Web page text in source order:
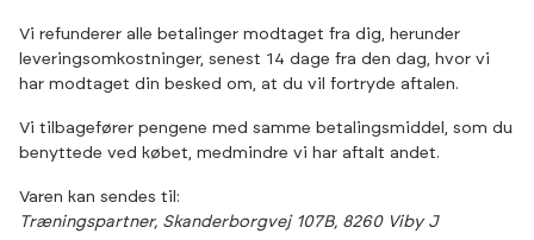
Vi refunderer alle betalinger modtaget fra dig, herunder
leveringsomkostninger, senest 14 dage fra den dag, hvor vi
har modtaget din besked om, at du vil fortryde aftalen.
Vi tilbagefører pengene med samme betalingsmiddel, som du
benyttede ved købet, medmindre vi har aftalt andet.
Varen kan sendes til:
Træningspartner, Skanderborgvej 107B, 8260 Viby J